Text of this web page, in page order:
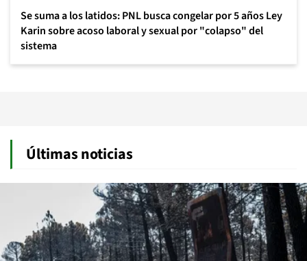
Se suma a los latidos: PNL busca congelar por 5 años Ley
Karin sobre acoso laboral y sexual por "colapso" del
sistema
Últimas noticias